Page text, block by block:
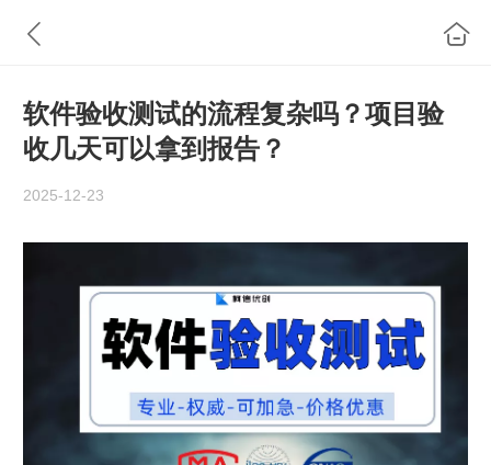
软件验收测试的流程复杂吗？项目验
收几天可以拿到报告？
2025-12-23